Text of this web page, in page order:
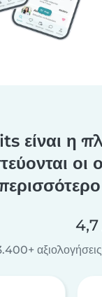
είναι η
οι
4,7
αξιολογήσεις